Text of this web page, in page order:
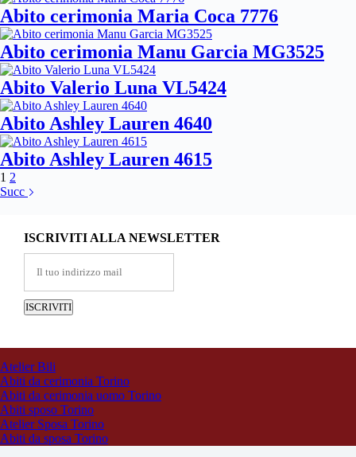
Abito cerimonia Maria Coca 7776
Abito cerimonia Manu Garcia MG3525
Abito Valerio Luna VL5424
Abito Ashley Lauren 4640
Abito Ashley Lauren 4615
1 2
Succ
ISCRIVITI ALLA NEWSLETTER
Atelier Bili
Abiti da cerimonia Torino
Abiti da cerimonia uomo Torino
Abiti sposo Torino
Atelier Sposa Torino
Abiti da sposa Torino